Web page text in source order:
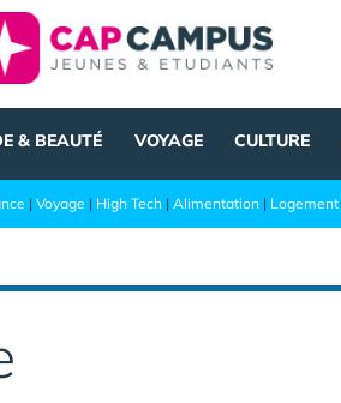
& BEAUTÉ VOYAGE CULTURE
| Voyage | High Tech | Alimentation | Logement